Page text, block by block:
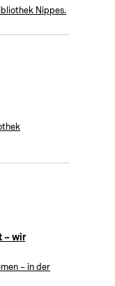
Nippes.
– wir
– in der